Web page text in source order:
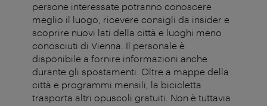
persone interessate potranno conoscere
meglio il luogo, ricevere consigli da insider e
scoprire nuovi lati della città e luoghi meno
conosciuti di Vienna. Il personale è
disponibile a fornire informazioni anche
durante gli spostamenti. Oltre a mappe della
città e programmi mensili, la bicicletta
trasporta altri opuscoli gratuiti. Non è tuttavia